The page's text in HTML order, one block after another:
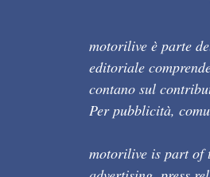
motorilive è parte
editoriale
contano sul
Per pubblicità,
motorilive is part of